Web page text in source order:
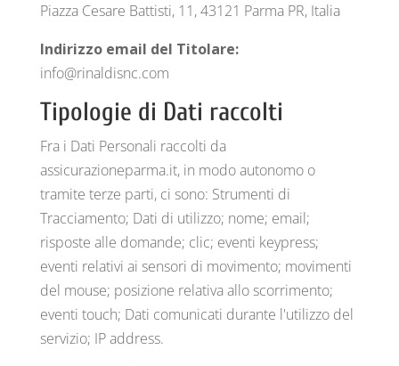
Piazza Cesare Battisti, 11, 43121 Parma PR, Italia
Indirizzo email del Titolare:
info@rinaldisnc.com
Tipologie di Dati raccolti
Fra i Dati Personali raccolti da
assicurazioneparma.it, in modo autonomo o
tramite terze parti, ci sono: Strumenti di
Tracciamento; Dati di utilizzo; nome; email;
risposte alle domande; clic; eventi keypress;
eventi relativi ai sensori di movimento; movimenti
del mouse; posizione relativa allo scorrimento;
eventi touch; Dati comunicati durante l'utilizzo del
servizio; IP address.